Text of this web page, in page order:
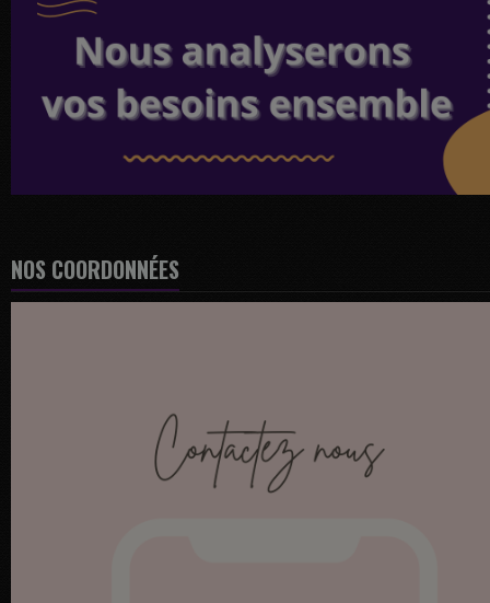
NOS COORDONNÉES